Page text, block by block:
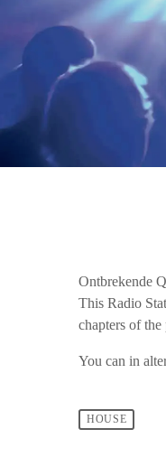
Ontbrekende
This Radio
chapters of
You can in
HOUSE